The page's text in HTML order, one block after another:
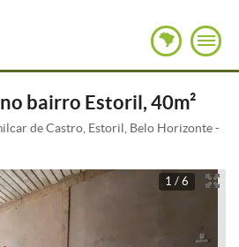
bairro Estoril, 40m²
de Castro, Estoril, Belo Horizonte -
1 / 6